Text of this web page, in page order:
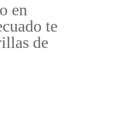
en
te
de